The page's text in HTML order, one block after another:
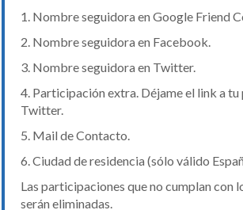
1. Nombre seguidora en Google Friend
2. Nombre seguidora en Facebook.
3. Nombre seguidora en Twitter.
4. Participación extra. Déjame el link a tu
Twitter.
5. Mail de Contacto.
6. Ciudad de residencia (sólo válido
Las participaciones que no cumplan con
serán eliminadas.